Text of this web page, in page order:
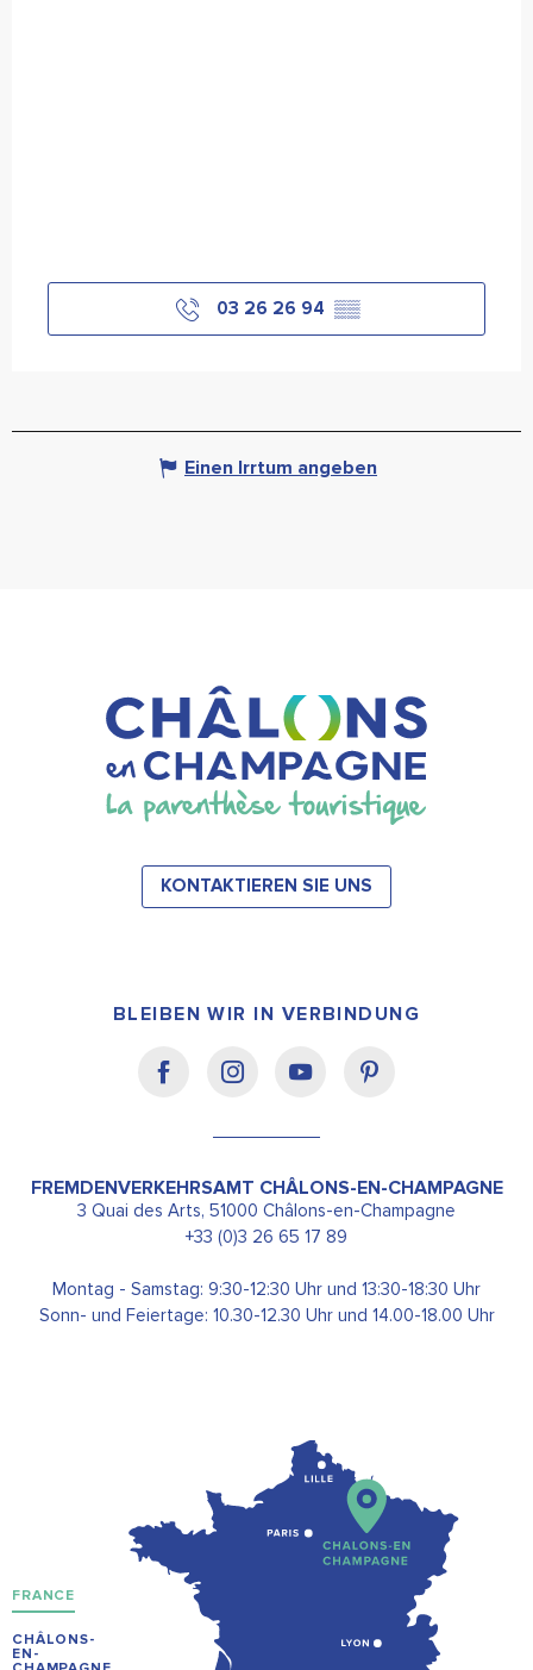
03 26 26 94 ▒▒
Einen Irrtum angeben
KONTAKTIEREN SIE UNS
BLEIBEN WIR IN VERBINDUNG
FREMDENVERKEHRSAMT CHÂLONS-EN-CHAMPAGNE
3 Quai des Arts, 51000 Châlons-en-Champagne
+33 (0)3 26 65 17 89
Montag - Samstag: 9:30-12:30 Uhr und 13:30-18:30 Uhr
Sonn- und Feiertage: 10.30-12.30 Uhr und 14.00-18.00 Uhr
FRANCE
CHÂLONS-
EN-